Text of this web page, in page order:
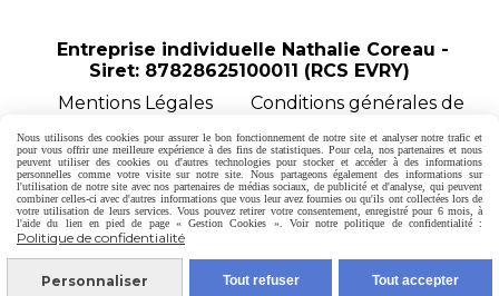
Entreprise individuelle Nathalie Coreau -
Siret: 87828625100011 (RCS EVRY)
Mentions Légales
Conditions générales de
cookies
Mon Compte
Créer un site internet
Formulaire de rétractation
Nous utilisons des cookies pour assurer le bon fonctionnement de notre site et analyser notre trafic et
pour vous offrir une meilleure expérience à des fins de statistiques. Pour cela, nos partenaires et nous
peuvent utiliser des cookies ou d'autres technologies pour stocker et accéder à des informations
personnelles comme votre visite sur notre site. Nous partageons également des informations sur
l'utilisation de notre site avec nos partenaires de médias sociaux, de publicité et d'analyse, qui peuvent
combiner celles-ci avec d'autres informations que vous leur avez fournies ou qu'ils ont collectées lors de
votre utilisation de leurs services. Vous pouvez retirer votre consentement, enregistré pour 6 mois, à
l'aide du lien en pied de page « Gestion Cookies ». Voir notre politique de confidentialité :
Politique de confidentialité
Personnaliser Tout refuser Tout accepter